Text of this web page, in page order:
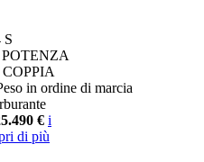
S
POTENZA
COPPIA
in ordine di marcia
€ i
di più